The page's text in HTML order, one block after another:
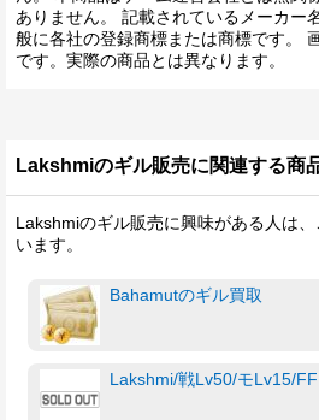
ありません。 記載されているメーカー
般に各社の登録商標または商標です。
です。実際の商品とは異なります。
Lakshmiのギル販売に関連する商
Lakshmiのギル販売に興味がある人は
います。
Bahamutのギル買取
Lakshmi/戦Lv50/モLv15/